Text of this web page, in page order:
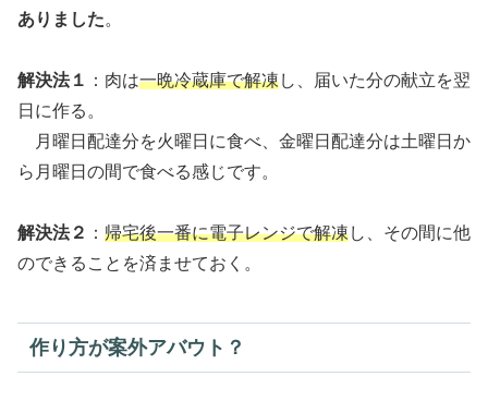
ありました。
解決法１ ：肉は一晩冷蔵庫で解凍し、届いた分の献立を翌
日に作る。
月曜日配達分を火曜日に食べ、金曜日配達分は土曜日か
ら月曜日の間で食べる感じです。
解決法２ ： 帰宅後一番に電子レンジで解凍し、その間に他
のできることを済ませておく。
作り方が案外アバウト？